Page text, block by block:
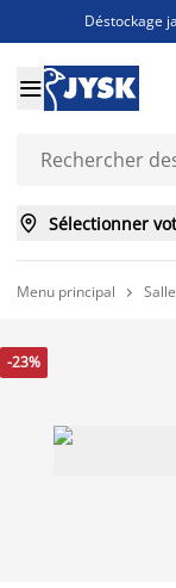
Déstockage

 Sélectionner
Menu principal 
-23%